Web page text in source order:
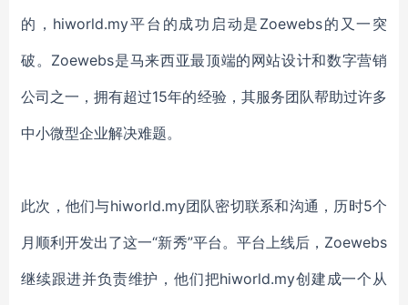
的， hiworld.my平台的成功启动是 Zoewebs的又一突
破。 Zoewebs是马来西亚最顶端的网站设计和数字营销
公司之一，拥有超过15年的经验 ， 其服务团队帮助过许多
中小微型企业解决难题。
此次， 他们与hiworld.my团队密切联系和沟通，历时5个
月 顺利开发出了这一“新秀”平台。 平台上线后， Zoewebs
继续跟进并负责维护 ， 他们把hiworld.my创建成一个从